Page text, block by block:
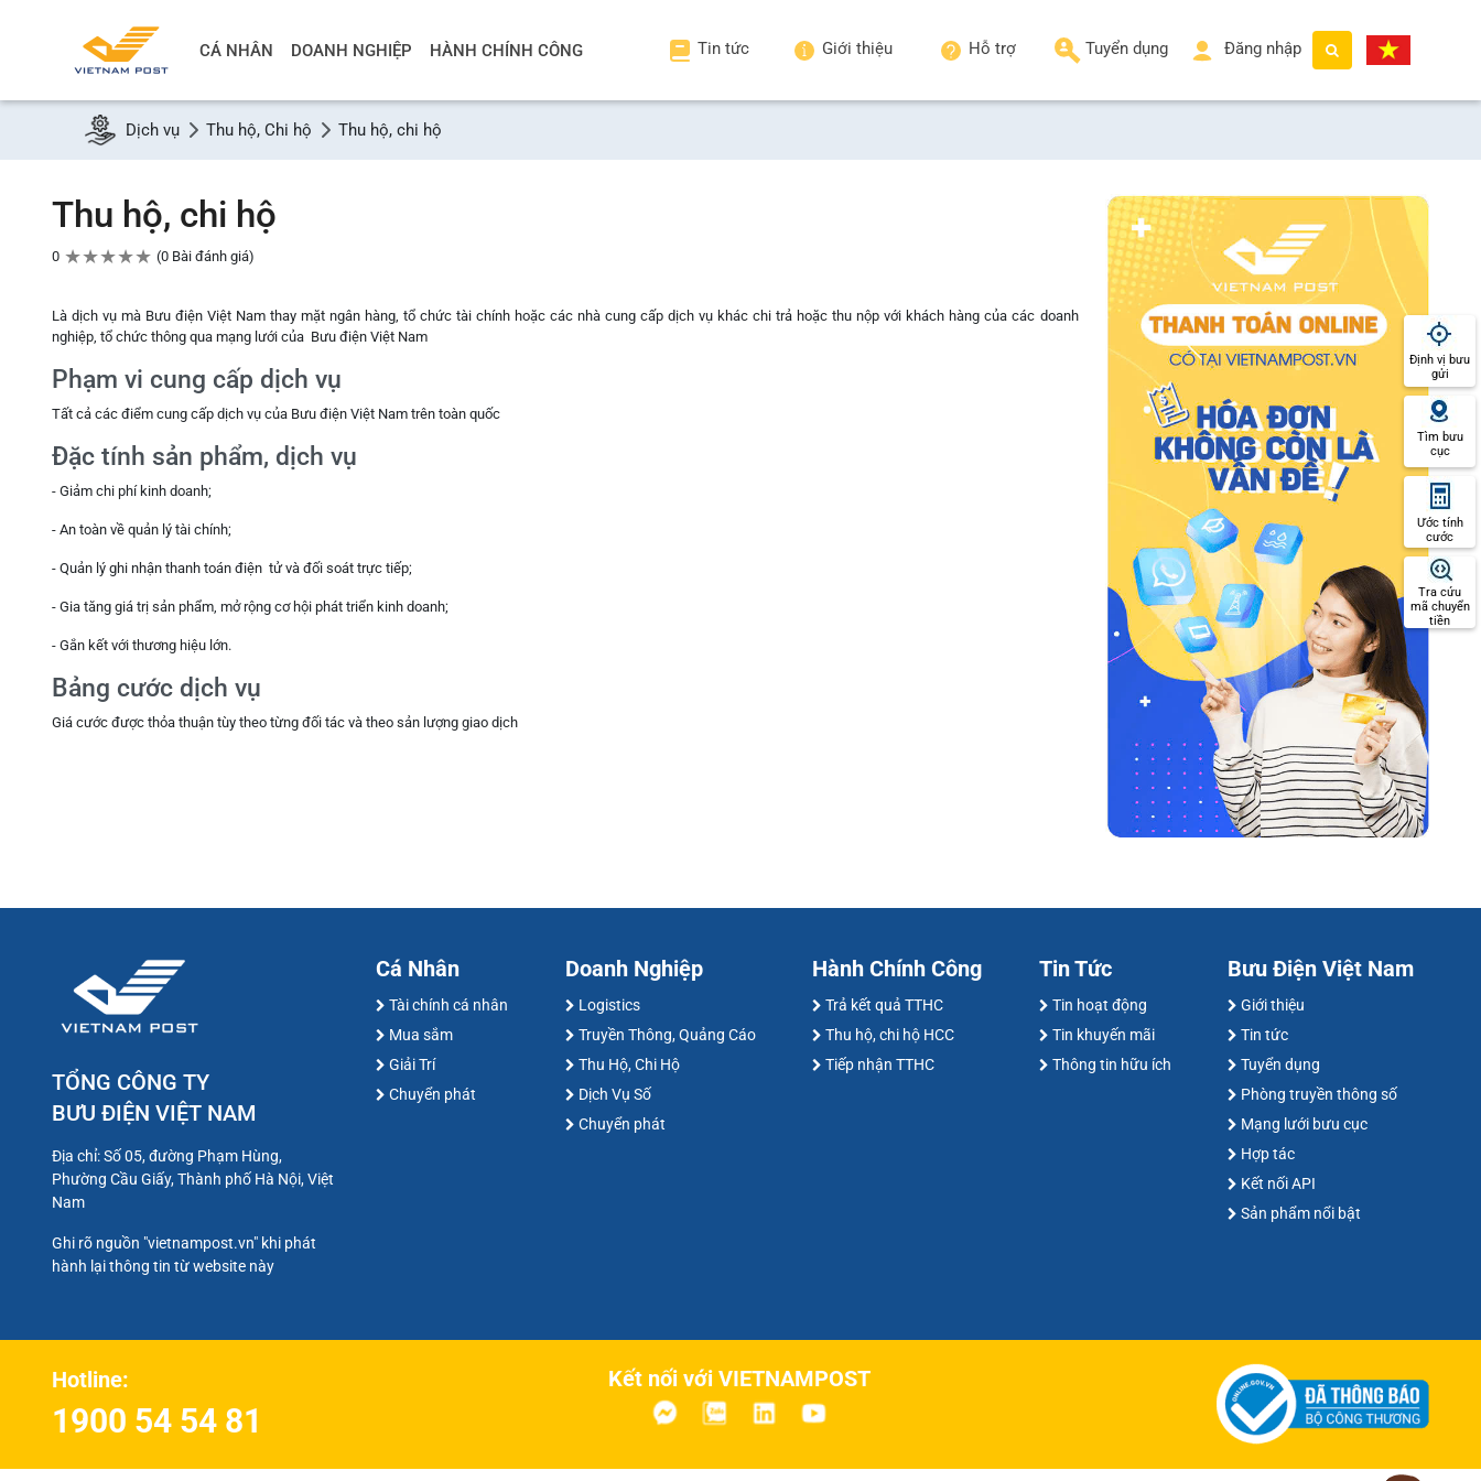
CÁ NHÂN DOANH NGHIỆP HÀNH CHÍNH CÔNG Tin tức Giới thiệu Hỗ trợ Tuyển dụng Đăng nhập
Dịch vụ Thu hộ, Chi hộ Thu hộ, chi hộ
Thu hộ, chi hộ
0 ★★★★★ 0 Bài đánh giá
Là dịch vụ mà Bưu điện Việt Nam thay mặt ngân hàng, tổ chức tài chính hoặc các nhà cung cấp dịch vụ khác chi trả hoặc thu nộp với khách hàng của các doanh
nghiệp, tổ chức thông qua mạng lưới của Bưu điện Việt Nam
Phạm vi cung cấp dịch vụ
Tất cả các điểm cung cấp dịch vụ của Bưu điện Việt Nam trên toàn quốc
Đặc tính sản phẩm, dịch vụ
- Giảm chi phí kinh doanh;
- An toàn về quản lý tài chính;
- Quản lý ghi nhận thanh toán điện tử và đối soát trực tiếp;
- Gia tăng giá trị sản phẩm, mở rộng cơ hội phát triển kinh doanh;
- Gắn kết với thương hiệu lớn.
Bảng cước dịch vụ
Giá cước được thỏa thuận tùy theo từng đối tác và theo sản lượng giao dịch
TỔNG CÔNG TY
BƯU ĐIỆN VIỆT NAM
Địa chỉ: Số 05, đường Phạm Hùng,
Phường Cầu Giấy, Thành phố Hà Nội, Việt
Nam
Ghi rõ nguồn "vietnampost.vn" khi phát
hành lại thông tin từ website này
Cá Nhân
Tài chính cá nhân
Mua sắm
Giải Trí
Chuyển phát
Doanh Nghiệp
Logistics
Truyền Thông, Quảng Cáo
Thu Hộ, Chi Hộ
Dịch Vụ Số
Chuyển phát
Hành Chính Công
Trả kết quả TTHC
Thu hộ, chi hộ HCC
Tiếp nhận TTHC
Tin Tức
Tin hoạt động
Tin khuyến mãi
Thông tin hữu ích
Bưu Điện Việt Nam
Giới thiệu
Tin tức
Tuyển dụng
Phòng truyền thông số
Mạng lưới bưu cục
Hợp tác
Kết nối API
Sản phẩm nổi bật
Hotline:
1900 54 54 81
Kết nối với VIETNAMPOST
Định vị bưu
gửi
Tìm bưu
cục
Ước tính
cước
Tra cứu
mã chuyển
tiền